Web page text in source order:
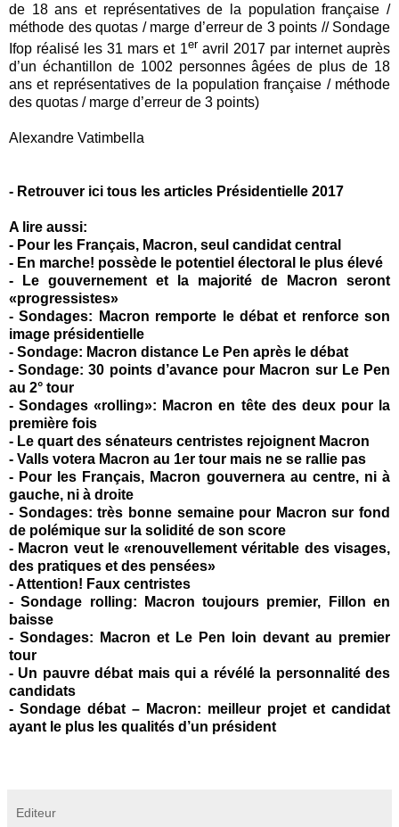
de 18 ans et représentatives de la population française /
méthode des quotas / marge d’erreur de 3 points // Sondage
Ifop réalisé les 31 mars et 1er avril 2017 par internet auprès
d’un échantillon de 1002 personnes âgées de plus de 18
ans et représentatives de la population française / méthode
des quotas / marge d’erreur de 3 points)
Alexandre Vatimbella
- Retrouver ici tous les articles Présidentielle 2017
A lire aussi:
- Pour les Français, Macron, seul candidat central
- En marche! possède le potentiel électoral le plus élevé
-
Le gouvernement et la majorité de Macron seront
«progressistes»
-Sondages: Macron remporte le débat et renforce son
image présidentielle
- Sondage: Macron distance Le Pen après le débat
-Sondage: 30 points d’avance pour Macron sur Le Pen
au 2° tour
-Sondages «rolling»: Macron en tête des deux pour la
première fois
- Le quart des sénateurs centristes rejoignent Macron
- Valls votera Macron au 1er tour mais ne se rallie pas
- Pour les Français, Macron gouvernera au centre, ni à
gauche, ni à droite
- Sondages: très bonne semaine pour Macron sur fond
de polémique sur la solidité de son score
- Macron veut le «renouvellement véritable des visages,
des pratiques et des pensées»
-Attention! Faux centristes
-Sondage rolling: Macron toujours premier, Fillon en
baisse
- Sondages: Macron et Le Pen loin devant au premier
tour
- Un pauvre débat mais qui a révélé la personnalité des
candidats
- Sondage débat – Macron: meilleur projet et candidat
ayant le plus les qualités d’un président
Editeur